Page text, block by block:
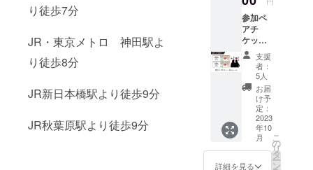
り徒歩7分
JR・東京メトロ 神田駅よ
り徒歩8分
JR新日本橋駅より徒歩9分
JR秋葉原駅より徒歩9分
※セミ
ナーは
法令に
基づく
医療、
診療行
為では
ござい
ませ
ん。 ※
受付で
CAMPF
IRE支援
2F 第
２会
場：
Studio
C
画面を
見せて
くださ
い。 ※
ナース
祭：
2023年
10月14
日(土)
15日
(日)、参
加チ
ケット1
日参加
リーン
ホール
2F 第
２会
場：
Studio
参加ペ
アチ
ケット
+ 感謝
の気持
ちを込
めたお
礼メー
ルを送
りま
す。 ※
参加ペ
アチ
ケット2
支援
者：
5人
お届
け予
定：
2023
年10
月
詳細を見る
こ
の
リ
タ
ー
ン